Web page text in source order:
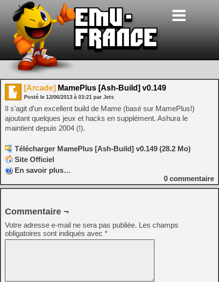
[Arcade] MamePlus [Ash-Build] v0.149
Posté le 12/06/2013 à 03:21 par Jets
Il s’agit d’un excellent build de Mame (basé sur MamePlus!)
ajoutant quelques jeux et hacks en supplément. Ashura le
maintient depuis 2004 (!).
Télécharger MamePlus [Ash-Build] v0.149 (28.2 Mo)
Site Officiel
En savoir plus…
0 commentaire
Commentaire ¬
Votre adresse e-mail ne sera pas publiée. Les champs
obligatoires sont indiqués avec *